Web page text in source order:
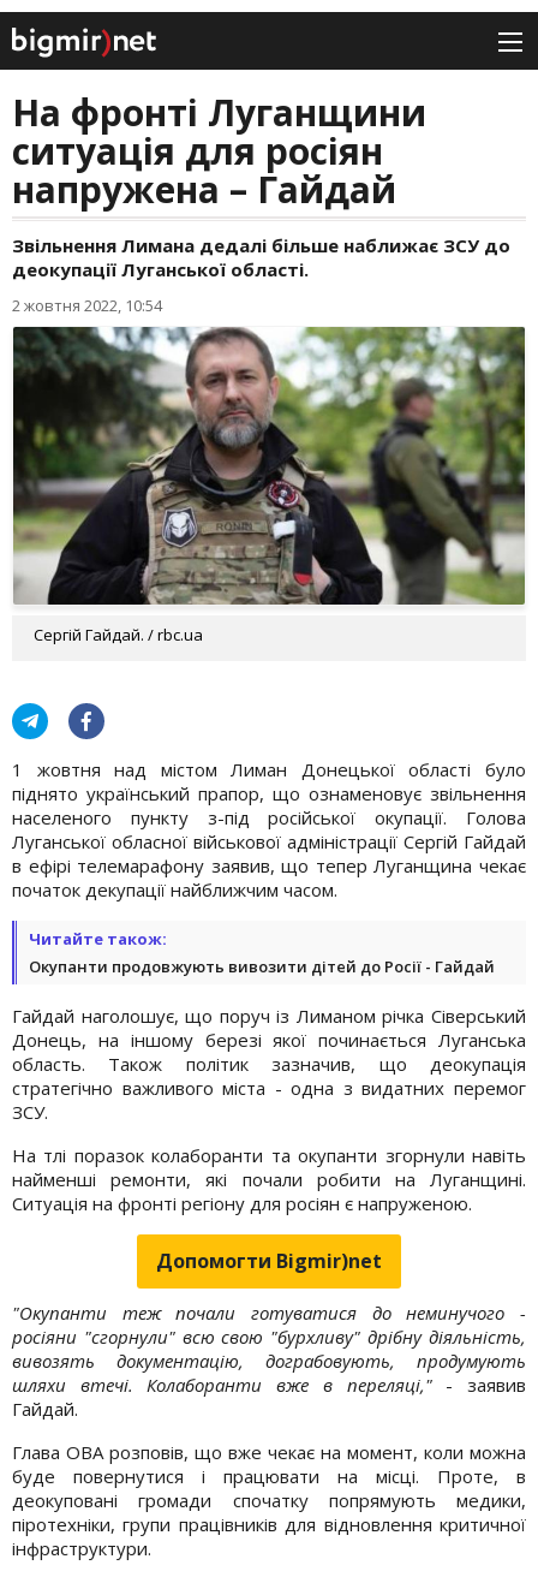
На фронті Луганщини
ситуація для росіян
напружена – Гайдай
Звільнення Лимана дедалі більше наближає ЗСУ до
деокупації Луганської області.
2 жовтня 2022, 10:54
Сергій Гайдай. / rbc.ua
1 жовтня над містом Лиман Донецької області було
піднято український прапор, що ознаменовує звільнення
населеного пункту з-під російської окупації. Голова
Луганської обласної військової адміністрації Сергій Гайдай
в ефірі телемарафону заявив, що тепер Луганщина чекає
початок декупації найближчим часом.
Читайте також:
Окупанти продовжують вивозити дітей до Росії - Гайдай
Гайдай наголошує, що поруч із Лиманом річка Сіверський
Донець, на іншому березі якої починається Луганська
область. Також політик зазначив, що деокупація
стратегічно важливого міста - одна з видатних перемог
ЗСУ.
На тлі поразок колаборанти та окупанти згорнули навіть
найменші ремонти, які почали робити на Луганщині.
Ситуація на фронті регіону для росіян є напруженою.
Допомогти Bigmir)net
"Окупанти теж почали готуватися до неминучого -
росіяни "сгорнули" всю свою "бурхливу" дрібну діяльність,
вивозять документацію, дограбовують, продумують
шляхи втечі. Колаборанти вже в переляці," - заявив
Гайдай.
Глава ОВА розповів, що вже чекає на момент, коли можна
буде повернутися і працювати на місці. Проте, в
деокуповані громади спочатку попрямують медики,
піротехніки, групи працівників для відновлення критичної
інфраструктури.